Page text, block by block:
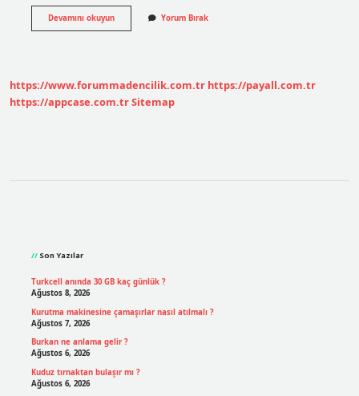
Devamını okuyun1929
Büyük
Yorum Bırak
https://www.forummadencilik.com.tr https://payall.com.tr
https://appcase.com.trSitemap
Son Yazılar
Turkcell anında 30 GB kaç günlük ?
Ağustos 8, 2026
Kurutma makinesine çamaşırlar nasıl atılmalı ?
Ağustos 7, 2026
Burkan ne anlama gelir ?
Ağustos 6, 2026
Kuduz tırnaktan bulaşır mı ?
Ağustos 6, 2026